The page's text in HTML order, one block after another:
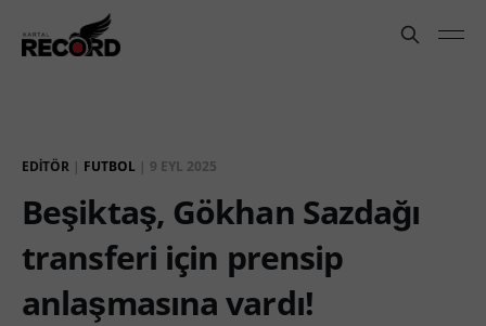
EDITÖR | FUTBOL | 9 EYL 2025
Beşiktaş, Gökhan Sazdağı
transferi için prensip
anlaşmasına vardı!